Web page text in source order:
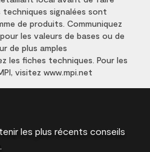
signalées sont
de produits. Communiquez
les valeurs de bases ou de
de plus amples
les fiches techniques. Pour les
visitez www.mpi.net
les plus récents conseils